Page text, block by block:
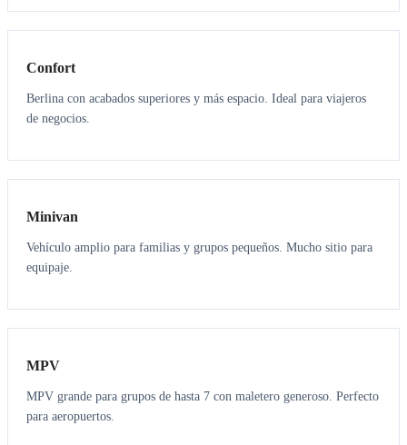
3 3
Confort
Berlina con acabados superiores y más espacio. Ideal para viajeros
de negocios.
6 5
Minivan
Vehículo amplio para familias y grupos pequeños. Mucho sitio para
equipaje.
7 7
MPV
MPV grande para grupos de hasta 7 con maletero generoso. Perfecto
para aeropuertos.